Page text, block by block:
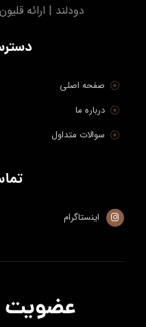
دودلند | ارائه
صفحه اصلی
درباره ما
سوالات متداول
اینستاگرام
عضویت